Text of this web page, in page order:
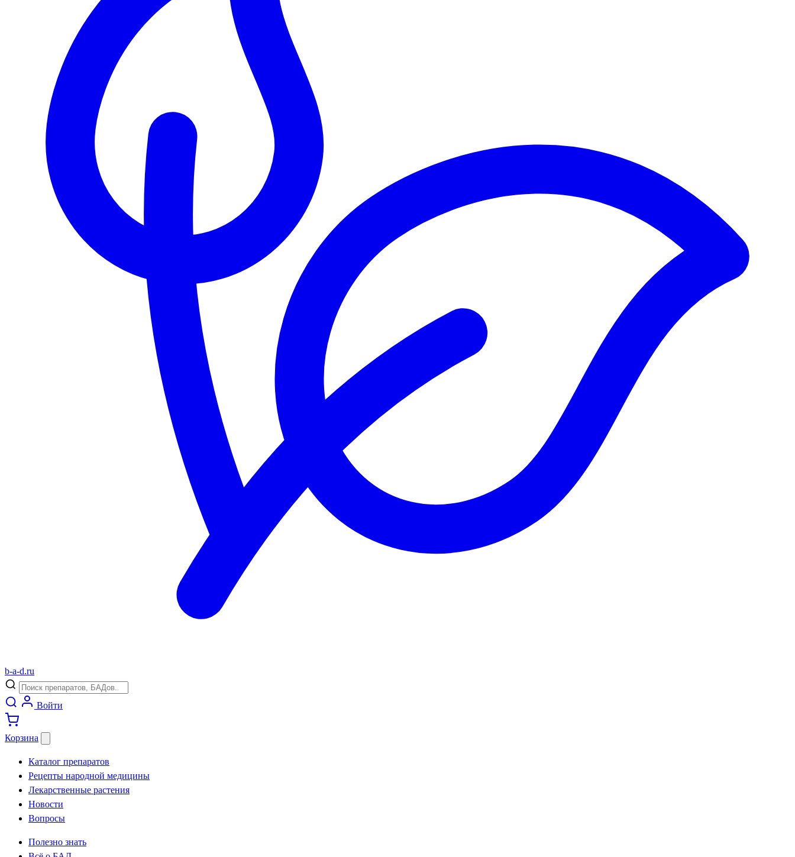
b-a-d.ru
Войти
Корзина
Каталог препаратов
Рецепты народной медицины
Лекарственные растения
Новости
Вопросы
Полезно знать